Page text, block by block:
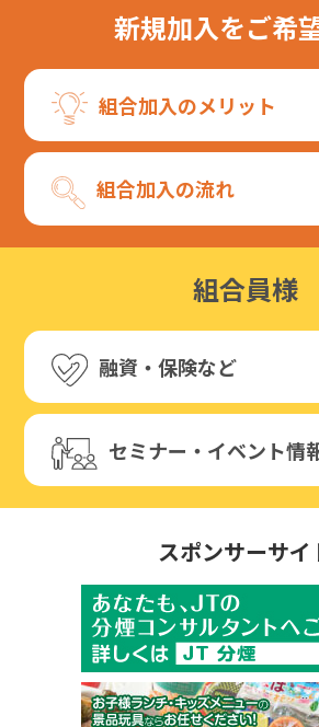
新規加入をご希
組合加入のメリット
組合加入の流れ
組合員様
融資・保険など
セミナー・イベント情
スポンサーサイ